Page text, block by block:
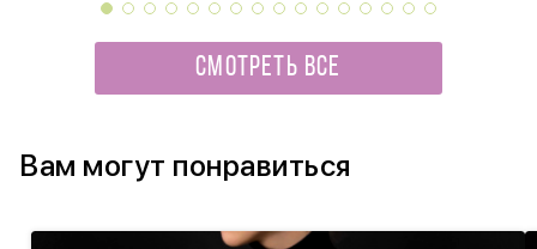
СМОТРЕТЬ ВСЕ
Вам могут понравиться